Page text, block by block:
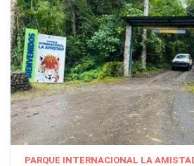
PARQUE INTERNACIONAL LA